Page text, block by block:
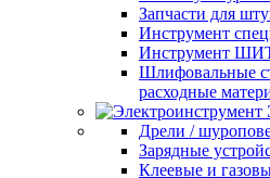
Запчасти для
Инструмент
Инструмент
Шлифовальные
расходные
Дрели /
Зарядные
Клеевые и